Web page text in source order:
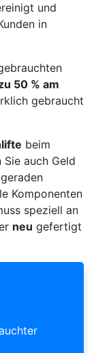
und
in
50 % am
gebraucht
beim
auch Geld
Komponenten
speziell an
neu gefertigt